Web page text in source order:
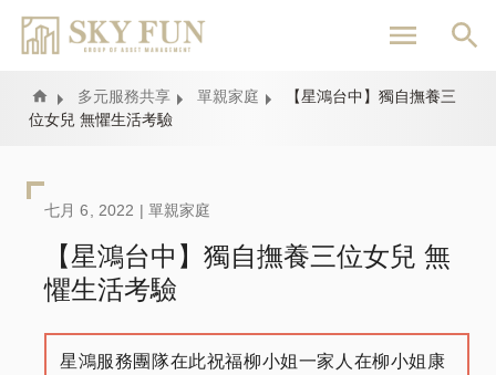
內
Home 多元服務共享 單親家庭
【星鴻台中】獨自撫養三
位女兒 無懼生活考驗
七月 6, 2022 | 單親家庭
【星鴻台中】獨自撫養三位女兒 無
懼生活考驗
星鴻服務團隊在此祝福柳小姐一家人在柳小姐康